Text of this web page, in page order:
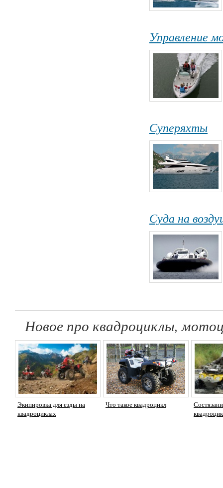
Управление
Суперяхты
Суда на
Новое про квадроциклы,
Экипировка для езды на
квадроциклах
Что такое квадроцикл